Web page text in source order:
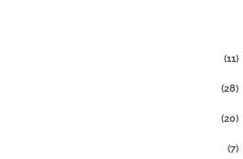
(11)
(28)
(20)
(7)